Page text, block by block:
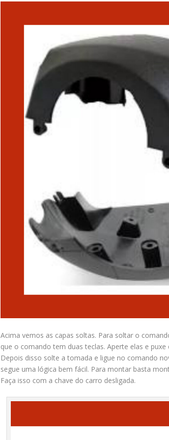
Acima vemos as capas soltas. Para soltar o
que o comando tem duas teclas. Aperte elas e
Depois disso solte a tomada e ligue no comando
segue uma lógica bem fácil. Para montar basta
Faça isso com a chave do carro desligada.